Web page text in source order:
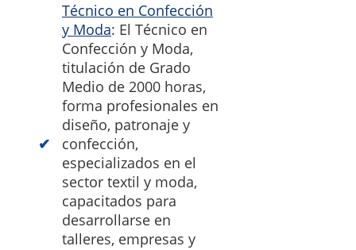
Técnico en Confección
y Moda: El Técnico en
Confección y Moda,
titulación de Grado
Medio de 2000 horas,
forma profesionales en
diseño, patronaje y
confección,
especializados en el
sector textil y moda,
capacitados para
desarrollarse en
talleres, empresas y